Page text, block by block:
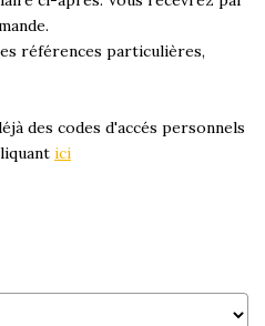
références particulières,
des codes d'accés personnels
ici